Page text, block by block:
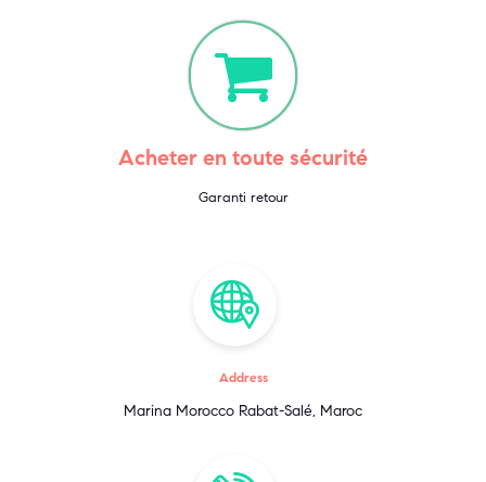
Acheter en toute sécurité
Garanti retour
Address
Marina Morocco Rabat-Salé, Maroc